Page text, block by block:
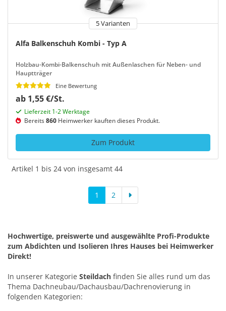
5 Varianten
Alfa Balkenschuh Kombi - Typ A
Holzbau-Kombi-Balkenschuh mit Außenlaschen für Neben- und
Hauptträger
Eine Bewertung
ab 1,55 €/St.
Lieferzeit 1-2 Werktage
Bereits860 Heimwerker kauften dieses Produkt.
Zum Produkt
Artikel 1 bis 24 von insgesamt 44
1 2
Hochwertige, preiswerte und ausgewählte Profi-Produkte
zum Abdichten und Isolieren Ihres Hauses bei Heimwerker
Direkt!
In unserer Kategorie Steildach finden Sie alles rund um das
Thema Dachneubau/Dachausbau/Dachrenovierung in
folgenden Kategorien: